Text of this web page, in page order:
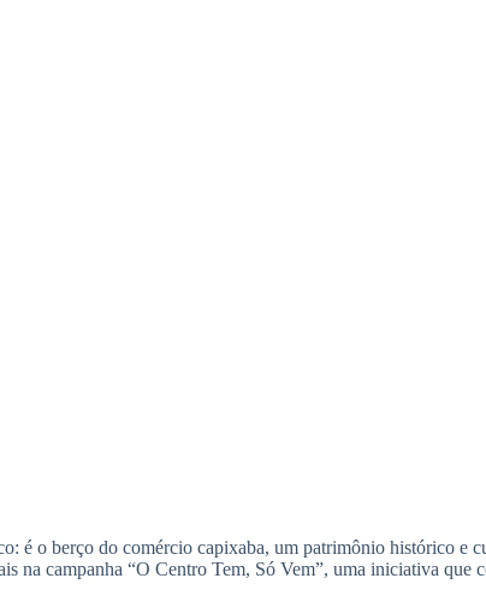
é o berço do comércio capixaba, um patrimônio histórico e
na campanha “O Centro Tem, Só Vem”, uma iniciativa